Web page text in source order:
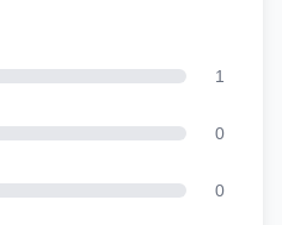
1
0
0